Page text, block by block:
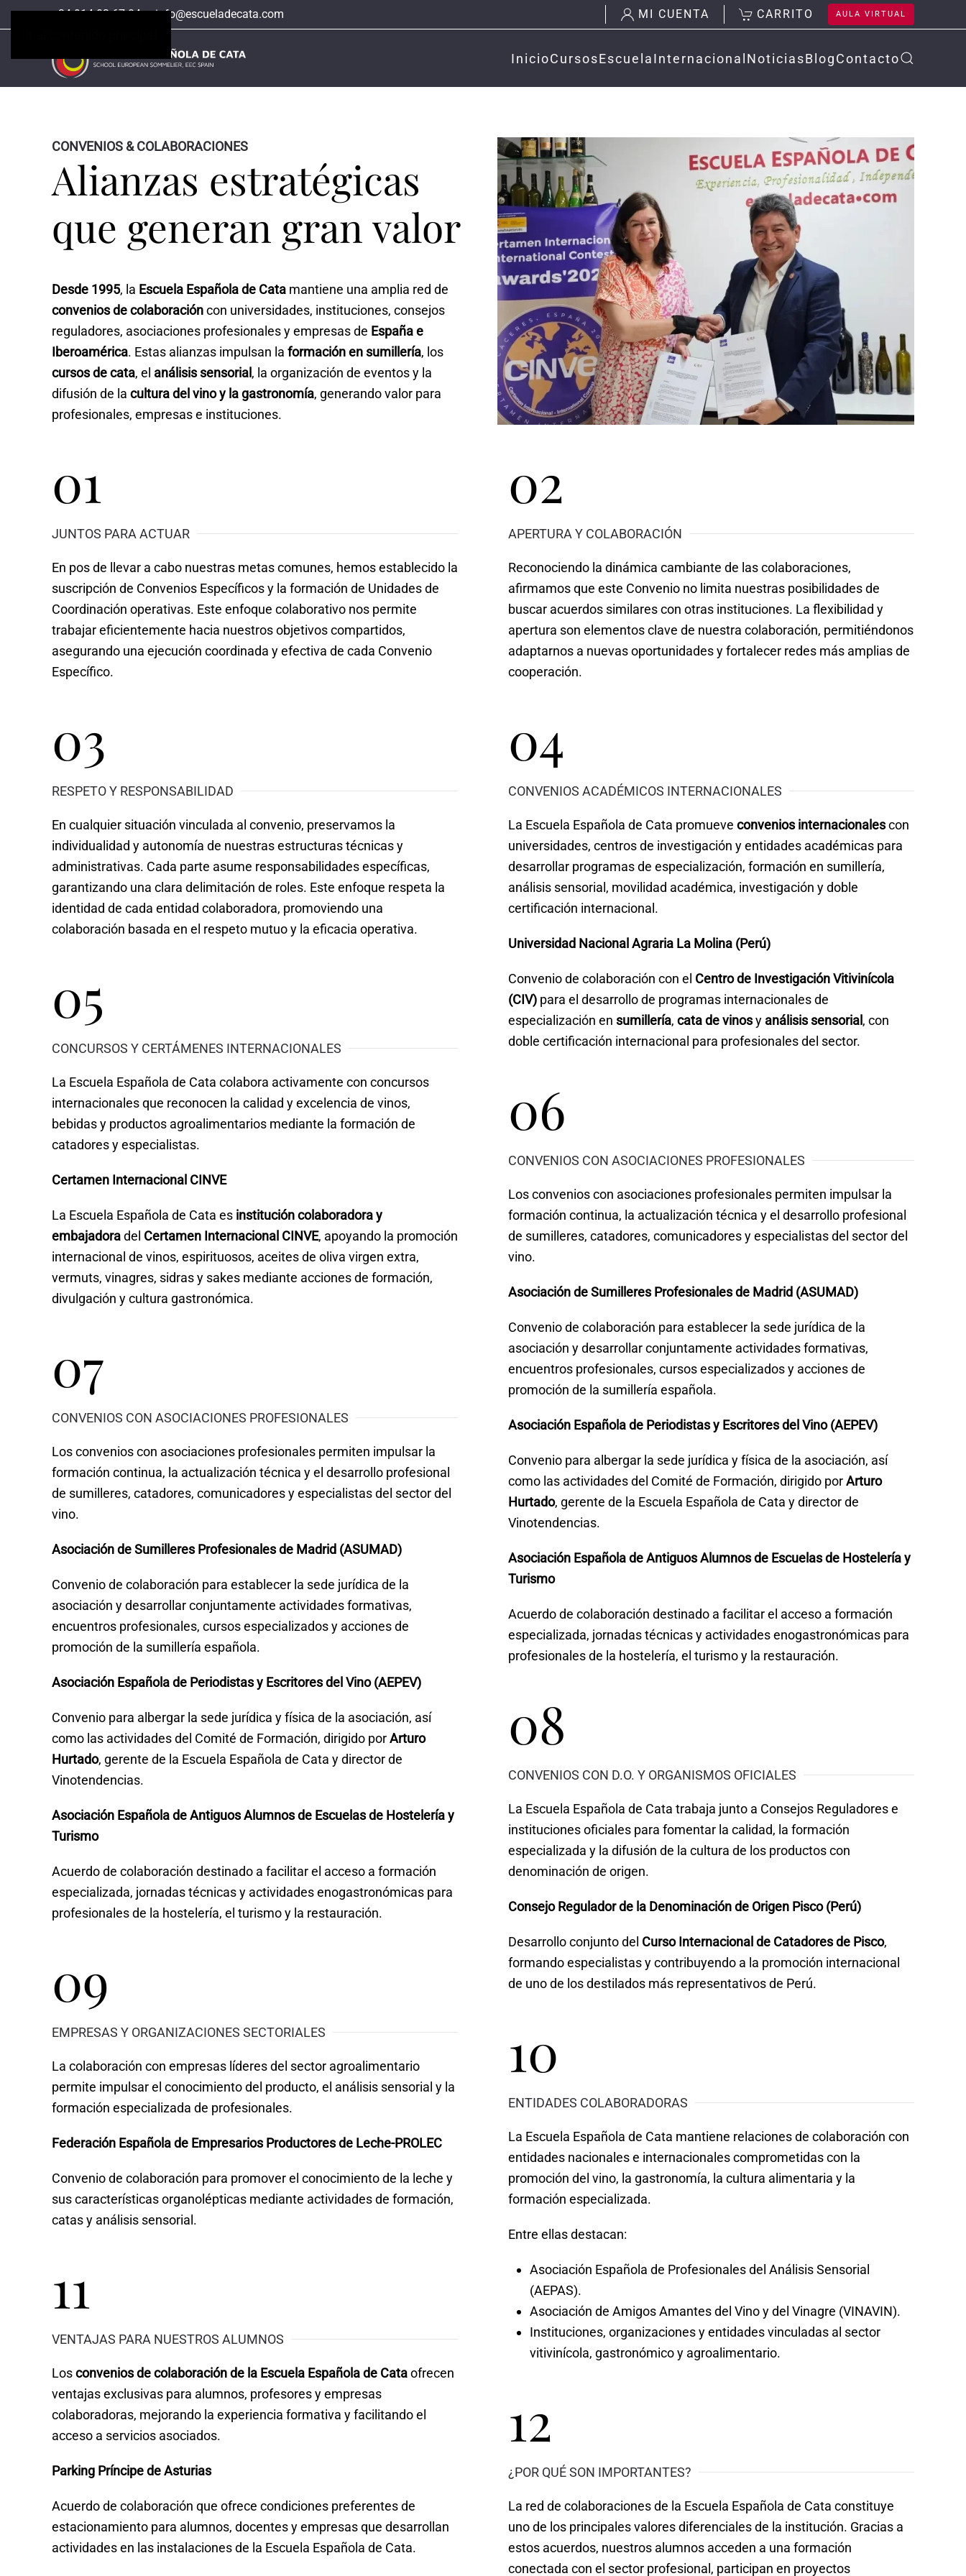
+34 914 02 67 04 info@escueladecata.com MI CUENTA CARRITO AULA VIRTUAL
InicioCursosEscuelaInternacionalNoticiasBlogContacto
CONVENIOS & COLABORACIONES
Alianzas estratégicas
que generan gran valor
Desde 1995, la Escuela Española de Cata mantiene una amplia red de
convenios de colaboracióncon universidades, instituciones, consejos
reguladores, asociaciones profesionales y empresas de España e
Iberoamérica. Estas alianzas impulsan la formación en sumillería, los
cursos de cata, el análisis sensorial , la organización de eventos y la
difusión de la cultura del vino y la gastronomía, generando valor para
profesionales, empresas e instituciones.
01
JUNTOS PARA ACTUAR
En pos de llevar a cabo nuestras metas comunes, hemos establecido la
suscripción de Convenios Específicos y la formación de Unidades de
Coordinación operativas. Este enfoque colaborativo nos permite
trabajar eficientemente hacia nuestros objetivos compartidos,
asegurando una ejecución coordinada y efectiva de cada Convenio
Específico.
03
RESPETO Y RESPONSABILIDAD
En cualquier situación vinculada al convenio, preservamos la
individualidad y autonomía de nuestras estructuras técnicas y
administrativas. Cada parte asume responsabilidades específicas,
garantizando una clara delimitación de roles. Este enfoque respeta la
identidad de cada entidad colaboradora, promoviendo una
colaboración basada en el respeto mutuo y la eficacia operativa.
05
CONCURSOS Y CERTÁMENES INTERNACIONALES
La Escuela Española de Cata colabora activamente con concursos
internacionales que reconocen la calidad y excelencia de vinos,
bebidas y productos agroalimentarios mediante la formación de
catadores y especialistas.
Certamen Internacional CINVE
La Escuela Española de Cata es institución colaboradora y
embajadoradel Certamen Internacional CINVE, apoyando la promoción
internacional de vinos, espirituosos, aceites de oliva virgen extra,
vermuts, vinagres, sidras y sakes mediante acciones de formación,
divulgación y cultura gastronómica.
07
CONVENIOS CON ASOCIACIONES PROFESIONALES
Los convenios con asociaciones profesionales permiten impulsar la
formación continua, la actualización técnica y el desarrollo profesional
de sumilleres, catadores, comunicadores y especialistas del sector del
vino.
Asociación de Sumilleres Profesionales de Madrid (ASUMAD)
Convenio de colaboración para establecer la sede jurídica de la
asociación y desarrollar conjuntamente actividades formativas,
encuentros profesionales, cursos especializados y acciones de
promoción de la sumillería española.
Asociación Española de Periodistas y Escritores del Vino (AEPEV)
Convenio para albergar la sede jurídica y física de la asociación, así
como las actividades del Comité de Formación, dirigido porArturo
Hurtado, gerente de la Escuela Española de Cata y director de
Vinotendencias.
Asociación Española de Antiguos Alumnos de Escuelas de Hostelería y
Turismo
Acuerdo de colaboración destinado a facilitar el acceso a formación
especializada, jornadas técnicas y actividades enogastronómicas para
profesionales de la hostelería, el turismo y la restauración.
09
EMPRESAS Y ORGANIZACIONES SECTORIALES
La colaboración con empresas líderes del sector agroalimentario
permite impulsar el conocimiento del producto, el análisis sensorial y la
formación especializada de profesionales.
Federación Española de Empresarios Productores de Leche-PROLEC
Convenio de colaboración para promover el conocimiento de la leche y
sus características organolépticas mediante actividades de formación,
catas y análisis sensorial.
11
VENTAJAS PARA NUESTROS ALUMNOS
Losconvenios de colaboración de la Escuela Española de Cataofrecen
ventajas exclusivas para alumnos, profesores y empresas
colaboradoras, mejorando la experiencia formativa y facilitando el
acceso a servicios asociados.
Parking Príncipe de Asturias
Acuerdo de colaboración que ofrece condiciones preferentes de
estacionamiento para alumnos, docentes y empresas que desarrollan
actividades en las instalaciones de la Escuela Española de Cata.
02
APERTURA Y COLABORACIÓN
Reconociendo la dinámica cambiante de las colaboraciones,
afirmamos que este Convenio no limita nuestras posibilidades de
buscar acuerdos similares con otras instituciones. La flexibilidad y
apertura son elementos clave de nuestra colaboración, permitiéndonos
adaptarnos a nuevas oportunidades y fortalecer redes más amplias de
cooperación.
04
CONVENIOS ACADÉMICOS INTERNACIONALES
La Escuela Española de Cata promueve convenios internacionalescon
universidades, centros de investigación y entidades académicas para
desarrollar programas de especialización, formación en sumillería,
análisis sensorial, movilidad académica, investigación y doble
certificación internacional.
Universidad Nacional Agraria La Molina (Perú)
Convenio de colaboración con el Centro de Investigación Vitivinícola
(CIV) para el desarrollo de programas internacionales de
especialización en sumillería, cata de vinosy análisis sensorial , con
doble certificación internacional para profesionales del sector.
06
CONVENIOS CON ASOCIACIONES PROFESIONALES
Los convenios con asociaciones profesionales permiten impulsar la
formación continua, la actualización técnica y el desarrollo profesional
de sumilleres, catadores, comunicadores y especialistas del sector del
vino.
Asociación de Sumilleres Profesionales de Madrid (ASUMAD)
Convenio de colaboración para establecer la sede jurídica de la
asociación y desarrollar conjuntamente actividades formativas,
encuentros profesionales, cursos especializados y acciones de
promoción de la sumillería española.
Asociación Española de Periodistas y Escritores del Vino (AEPEV)
Convenio para albergar la sede jurídica y física de la asociación, así
como las actividades del Comité de Formación, dirigido porArturo
Hurtado, gerente de la Escuela Española de Cata y director de
Vinotendencias.
Asociación Española de Antiguos Alumnos de Escuelas de Hostelería y
Turismo
Acuerdo de colaboración destinado a facilitar el acceso a formación
especializada, jornadas técnicas y actividades enogastronómicas para
profesionales de la hostelería, el turismo y la restauración.
08
CONVENIOS CON D.O. Y ORGANISMOS OFICIALES
La Escuela Española de Cata trabaja junto a Consejos Reguladores e
instituciones oficiales para fomentar la calidad, la formación
especializada y la difusión de la cultura de los productos con
denominación de origen.
Consejo Regulador de la Denominación de Origen Pisco (Perú)
Desarrollo conjunto del Curso Internacional de Catadores de Pisco,
formando especialistas y contribuyendo a la promoción internacional
de uno de los destilados más representativos de Perú.
10
ENTIDADES COLABORADORAS
La Escuela Española de Cata mantiene relaciones de colaboración con
entidades nacionales e internacionales comprometidas con la
promoción del vino, la gastronomía, la cultura alimentaria y la
formación especializada.
Entre ellas destacan:
Asociación Española de Profesionales del Análisis Sensorial
(AEPAS).
Asociación de Amigos Amantes del Vino y del Vinagre (VINAVIN).
Instituciones, organizaciones y entidades vinculadas al sector
vitivinícola, gastronómico y agroalimentario.
12
¿POR QUÉ SON IMPORTANTES?
La red de colaboraciones de la Escuela Española de Cata constituye
uno de los principales valores diferenciales de la institución. Gracias a
estos acuerdos, nuestros alumnos acceden a una formación
conectada con el sector profesional, participan en proyectos